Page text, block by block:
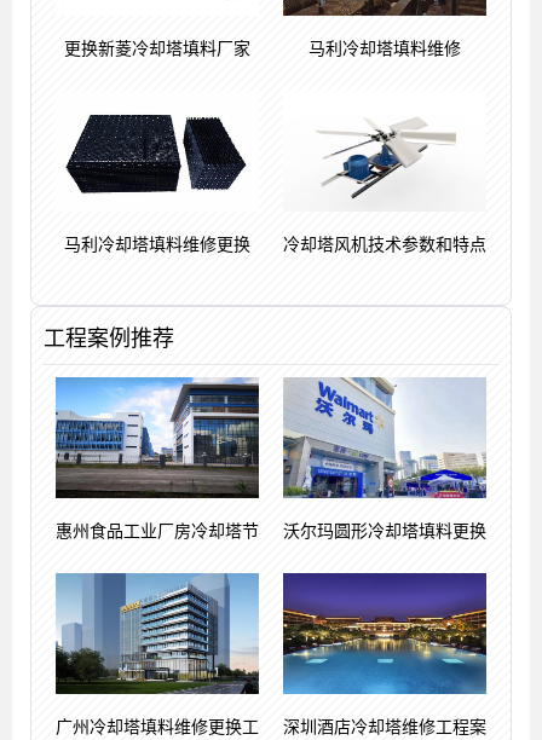
更换新菱冷却塔填料厂家 马利冷却塔填料维修
马利冷却塔填料维修更换 冷却塔风机技术参数和特点
工程案例推荐
惠州食品工业厂房冷却塔节 沃尔玛圆形冷却塔填料更换
广州冷却塔填料维修更换工 深圳酒店冷却塔维修工程案